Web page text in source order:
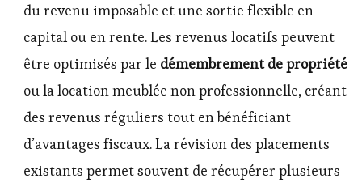
du revenu imposable et une sortie flexible en
capital ou en rente. Les revenus locatifs peuvent
être optimisés par le démembrement de propriété
ou la location meublée non professionnelle, créant
des revenus réguliers tout en bénéficiant
d’avantages fiscaux. La révision des placements
existants permet souvent de récupérer plusieurs